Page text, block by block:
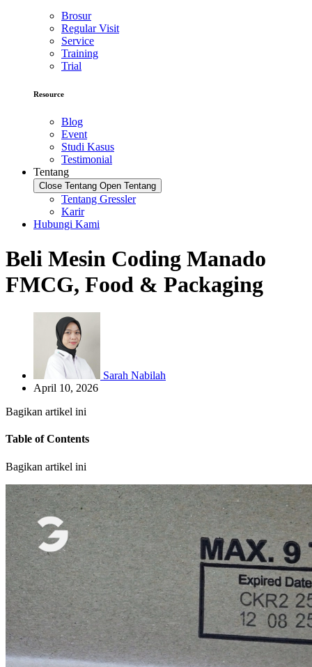
Brosur
Regular Visit
Service
Training
Trial
Resource
Blog
Event
Studi Kasus
Testimonial
Tentang
Close Tentang Open Tentang
Tentang Gressler
Karir
Hubungi Kami
Beli Mesin Coding Manado
FMCG, Food & Packaging
Sarah Nabilah
April 10, 2026
Bagikan artikel ini
Table of Contents
Bagikan artikel ini